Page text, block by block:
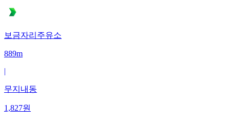
보금자리주유소
889m
|
무지내동
1,827원